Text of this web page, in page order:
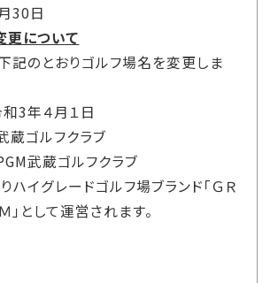
30日
更について
記のとおりゴルフ場名を変更しま
和3年４月１日
蔵ゴルフクラブ
武蔵ゴルフクラブ
ハイグレードゴルフ場ブランド「ＧＲ
として運営されます。